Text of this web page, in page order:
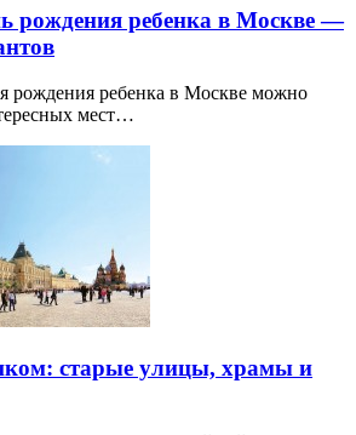
рождения ребенка в Москве —
рождения ребенка в Москве можно
мест…
старые улицы, храмы и